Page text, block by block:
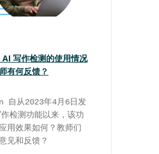
写作检测的使用情况
有何反馈？
从2023年4月6日发
检测功能以来，该功
用效果如何？教师们
见和反馈？